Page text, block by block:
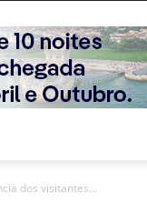
dos visitantes...